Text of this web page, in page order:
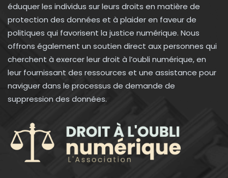
éduquer les individus sur leurs droits en matière de
protection des données et à plaider en faveur de
politiques qui favorisent la justice numérique. Nous
offrons également un soutien direct aux personnes qui
cherchent à exercer leur droit à l’oubli numérique, en
leur fournissant des ressources et une assistance pour
naviguer dans le processus de demande de
suppression des données.